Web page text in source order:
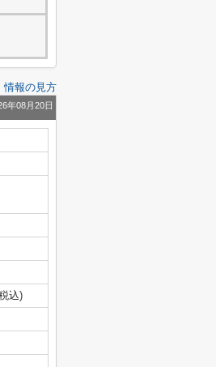
情報の見方
年08月20日
込)